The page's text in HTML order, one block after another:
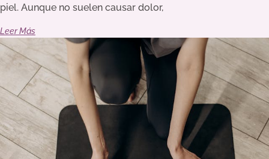
piel. Aunque no suelen causar dolor,
Leer Más